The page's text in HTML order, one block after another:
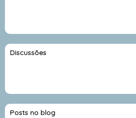
Discussões
Posts no blog